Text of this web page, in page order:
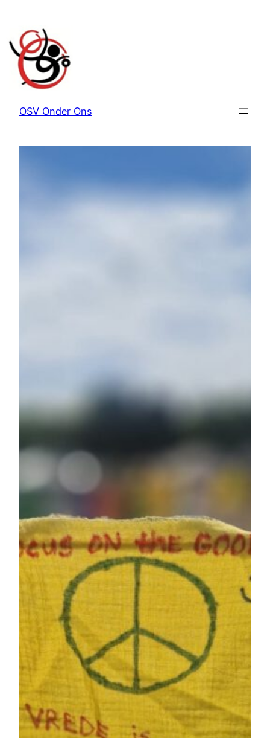
de
inhoud
OSV Onder Ons